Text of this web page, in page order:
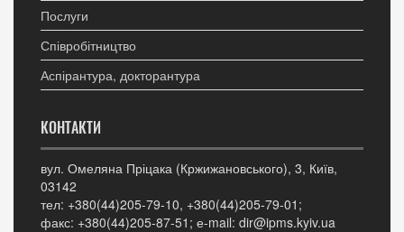
Послуги
Співробітництво
Аспірантура, докторантура
КОНТАКТИ
вул. Омеляна Пріцака (Кржижановського), 3, Київ,
03142
тел: +380(44)205-79-10, +380(44)205-79-01;
факс: +380(44)205-87-51; е-mail: dir@ipms.kyiv.ua